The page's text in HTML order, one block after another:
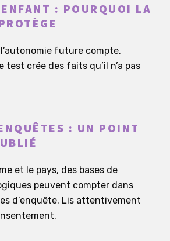
: POURQUOI LA
future compte.
test crée des faits qu’il n’a pas
: UN POINT
et le pays, des bases de
peuvent compter dans
d’enquête. Lis attentivement